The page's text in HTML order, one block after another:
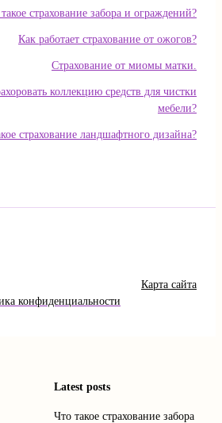
страхование забора и ограждений?
Как работает страхование от ожогов?
Страхование от миомы матки.
коллекцию средств для чистки
мебели?
страхование ландшафтного дизайна?
Карта сайта
конфиденциальности
Latest posts
Что такое страхование забора